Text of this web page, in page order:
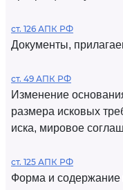
ст. 126 АПК РФ
Документы,
ст. 49 АПК РФ
Изменение
размера исковых
иска, мировое
ст. 125 АПК РФ
Форма и содержание